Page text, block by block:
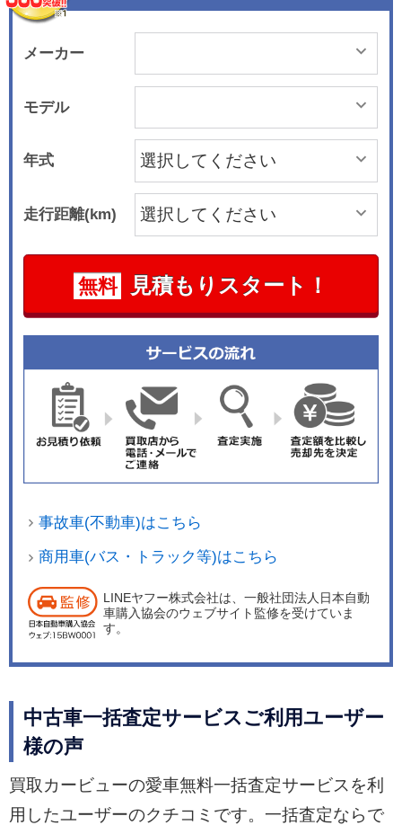
メーカー
モデル
年式
走行距離(km)
無料 見積もりスタート！
事故車(不動車)はこちら
商用車(バス・トラック等)はこちら
LINEヤフー株式会社は、一般社団法人日本自動
車購入協会のウェブサイト監修を受けていま
す。
中古車一括査定サービスご利用ユーザー
様の声
買取カービューの愛車無料一括査定サービスを利
用したユーザーのクチコミです。一括査定ならで